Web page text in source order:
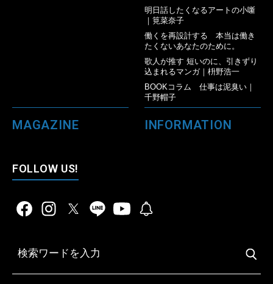
明日話したくなるアートの小噺
｜筧菜奈子
働くを再設計する 本当は働き
たくないあなたのために。
歌人が推す 短いのに、引きずり
込まれるマンガ｜枡野浩一
BOOKコラム 仕事は泥臭い｜
千野帽子
MAGAZINE INFORMATION
FOLLOW US!